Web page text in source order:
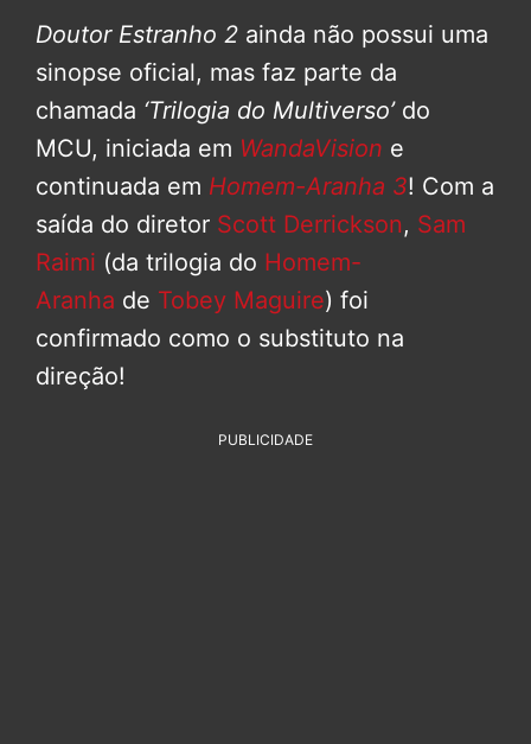
Doutor Estranho 2 ainda não possui uma
sinopse oficial, mas faz parte da
chamada ‘Trilogia do Multiverso’do
MCU, iniciada em WandaVision e
continuada em Homem-Aranha 3! Com a
saída do diretor Scott Derrickson, Sam
Raimi (da trilogia do Homem-
Aranha de Tobey Maguire) foi
confirmado como o substituto na
direção!
PUBLICIDADE